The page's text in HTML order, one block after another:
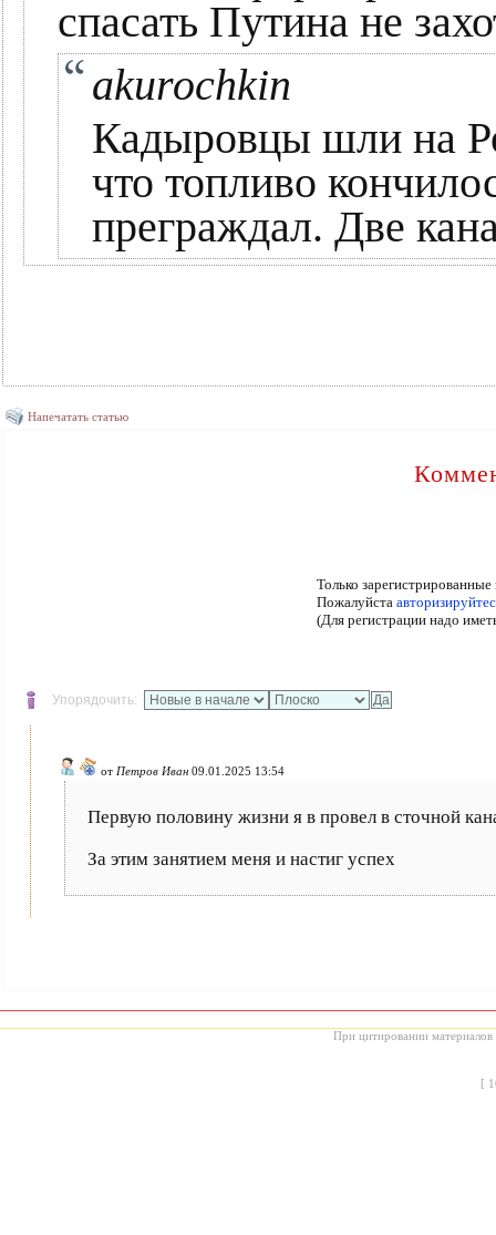
спасать Путина не
akurochkin
Кадыровцы шли на
что топливо
преграждал. Две
Напечатать статью
Только
Пожалуйста
(Для регистрации надо
Упорядочить:
от Петров Иван 09.01.2025 13:54
Первую половину жизни я в провел в сточной
За этим занятием меня и настиг успех
При цитировании материалов
[